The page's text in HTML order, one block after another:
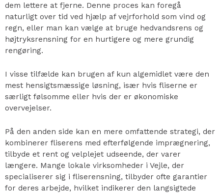
dem lettere at fjerne. Denne proces kan foregå
naturligt over tid ved hjælp af vejrforhold som vind og
regn, eller man kan vælge at bruge hedvandsrens og
højtryksrensning for en hurtigere og mere grundig
rengøring.
I visse tilfælde kan brugen af kun algemidlet være den
mest hensigtsmæssige løsning, især hvis fliserne er
særligt følsomme eller hvis der er økonomiske
overvejelser.
På den anden side kan en mere omfattende strategi, der
kombinerer fliserens med efterfølgende imprægnering,
tilbyde et rent og velplejet udseende, der varer
længere. Mange lokale virksomheder i Vejle, der
specialiserer sig i fliserensning, tilbyder ofte garantier
for deres arbejde, hvilket indikerer den langsigtede